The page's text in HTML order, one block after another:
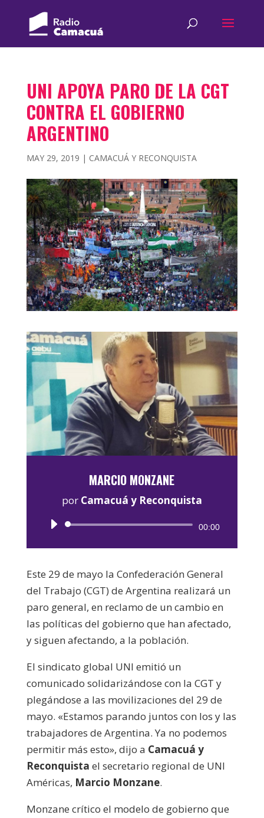
UNI APOYA PARO DE LA CGT
CONTRA EL GOBIERNO
ARGENTINO
MAY 29, 2019 | CAMACUÁ Y RECONQUISTA
MARCIO MONZANE
por Camacuá y Reconquista
Reproductor
00:00
Este 29 de mayo la Confederación General
del Trabajo (CGT) de Argentina realizará un
paro general, en reclamo de un cambio en
las políticas del gobierno que han afectado,
y siguen afectando, a la población.
El sindicato global UNI emitió un
comunicado solidarizándose con la CGT y
plegándose a las movilizaciones del 29 de
mayo. «Estamos parando juntos con los y las
trabajadores de Argentina. Ya no podemos
permitir más esto», dijo a Camacuá y
Reconquista el secretario regional de UNI
Américas, Marcio Monzane.
Monzane crítico el modelo de gobierno que